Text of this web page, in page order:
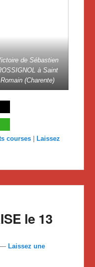
de Sébastien
à Saint
Romain (Charente)
courses
Laissez
le 13
— Laissez une